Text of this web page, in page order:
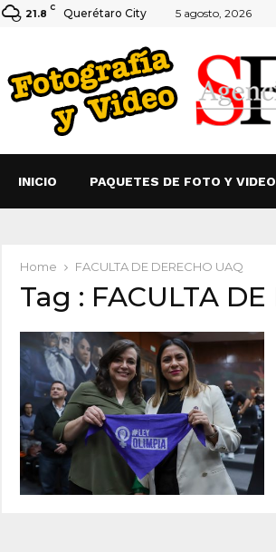
21.8 C Querétaro City 5 agosto, 2026
INICIO PAQUETES DE FOTO Y VIDEO
Home FACULTA DE DERECHO UAQ
Tag : FACULTA